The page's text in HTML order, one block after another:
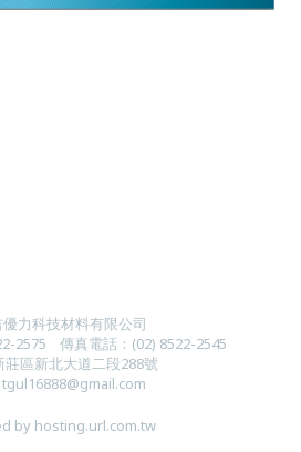
力科技材料有限公司
2575 傳真電話： (02) 8522-2545
莊區新北大道二段288號
tgul16888@gmail.com
by hosting.url.com.tw